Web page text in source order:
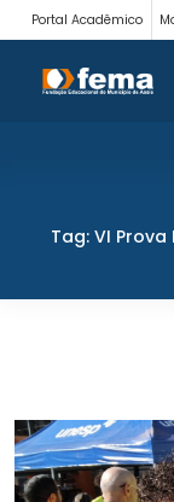
Portal Acadêmico
Tag: VI